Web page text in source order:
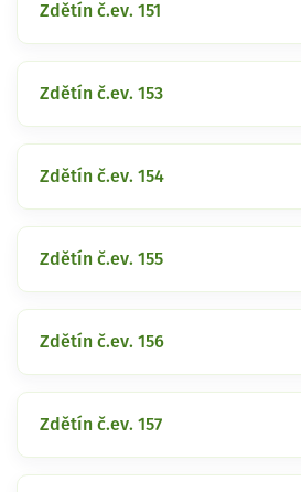
Zdětín č.ev. 151
Zdětín č.ev. 153
Zdětín č.ev. 154
Zdětín č.ev. 155
Zdětín č.ev. 156
Zdětín č.ev. 157